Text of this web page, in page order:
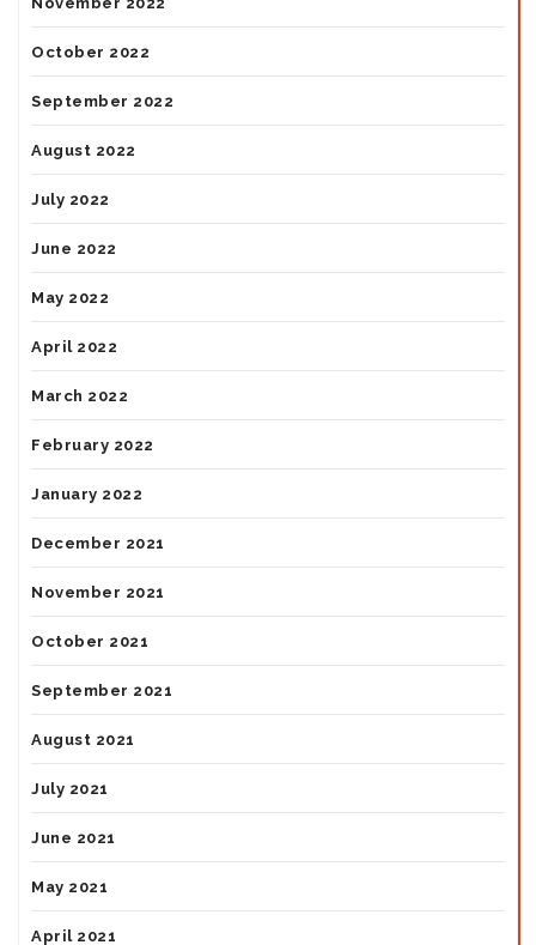
October 2022
September 2022
August 2022
July 2022
June 2022
May 2022
April 2022
March 2022
February 2022
January 2022
December 2021
November 2021
October 2021
September 2021
August 2021
July 2021
June 2021
May 2021
April 2021